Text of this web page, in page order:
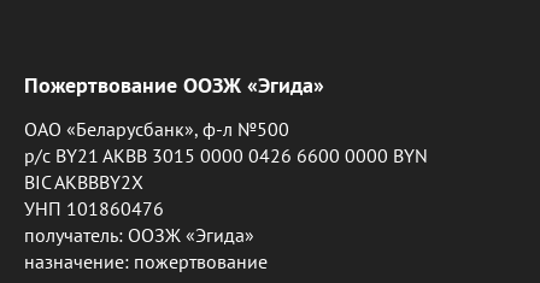
Пожертвование ООЗЖ «Эгида»
ОАО «Беларусбанк», ф-л №500
р/с BY21 AKBB 3015 0000 0426 6600 0000 BYN
BIC AKBBBY2X
УНП 101860476
получатель: ООЗЖ «Эгида»
назначение: пожертвование